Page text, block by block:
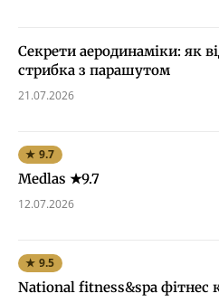
Секрети аеродинаміки: як
стрибка з парашутом
21.07.2026
★ 9.7
Medlas ★9.7
12.07.2026
★ 9.5
National fitness&spa фітнес